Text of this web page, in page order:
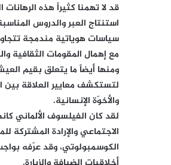
قد لا تهمنا كثيراً هذه
استنتاج العبر والدروس
سياسات هوياتية مندمجة
مع إهمال المقومات الثقافية
ومنها أيضاً ما يتعلق بقيم
لتستكشف معايير العلاقة بين
والأخوّة الإنسانية.
لقد كان الفيلسوف الألماني
الاجتماعي والإرادة المشتركة
الكوسمبولوتي، وقد عرّفه